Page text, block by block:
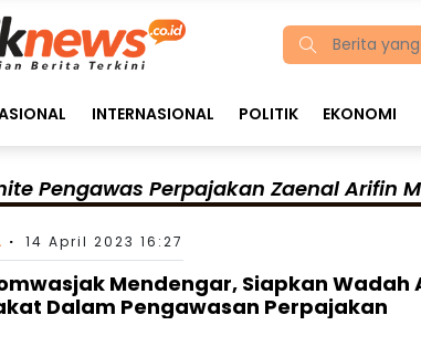
INTERNASIONAL POLITIK EKONOMI
Pengawas Perpajakan Zaenal Arifin
14 April 2023 16:27
Mendengar, Siapkan Wadah
Dalam Pengawasan Perpajakan